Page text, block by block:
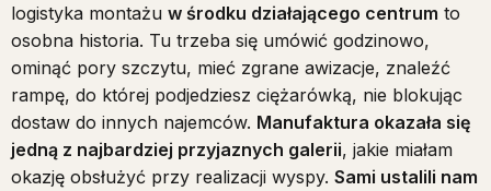
logistyka montażu w środku działającego centrum to
osobna historia. Tu trzeba się umówić godzinowo,
ominąć pory szczytu, mieć zgrane awizacje, znaleźć
rampę, do której podjedziesz ciężarówką, nie blokując
dostaw do innych najemców. Manufaktura okazała się
jedną z najbardziej przyjaznych galerii, jakie miałam
okazję obsłużyć przy realizacji wyspy. Sami ustalili nam